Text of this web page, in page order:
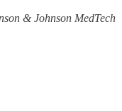
& Johnson MedTech